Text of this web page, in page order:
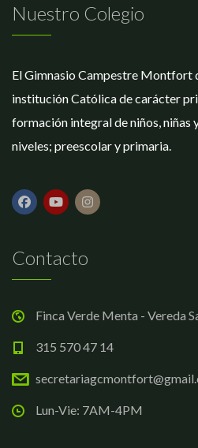
Nuestro Colegio
El Gimnasio Campestre Montfort
institución Católica de carácter
formación integral de niños, niñas
niveles; preescolar y primaria.
Contacto
Finca Verde Menta - Vereda
315 570 47 14
Lun-Vie: 7AM-4PM